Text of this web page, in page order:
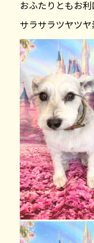
おふたりともお
サラサラツヤツ